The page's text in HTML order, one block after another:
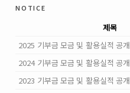
notice
제목
2025 기부금 모금 및 활용실적 공개
2024 기부금 모금 및 활용실적 공개
2023 기부금 모금 및 활용실적 공개